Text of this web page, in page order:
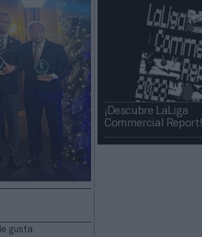
gusta
¡Descubre LaLiga
Commercial Report!​​